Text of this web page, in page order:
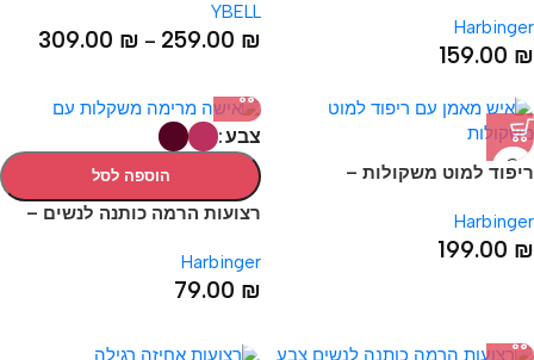
Harbinger
159.00 ₪
YBELL
259.00 ₪
–
309.00 ₪
ריפוד למוט משקולות –
Harbinger
199.00 ₪
צבע
הוספה לסל
רצועות הרמה כותנה לנשים –
Lifting Straps
Harbinger
79.00 ₪